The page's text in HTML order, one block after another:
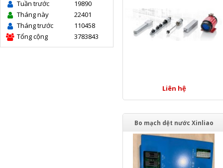
Tuần trước
19890
Tháng này
22401
Tháng trước
110458
Tổng cộng
3783843
Liên hệ
Bo mạch dệt nước Xinliao